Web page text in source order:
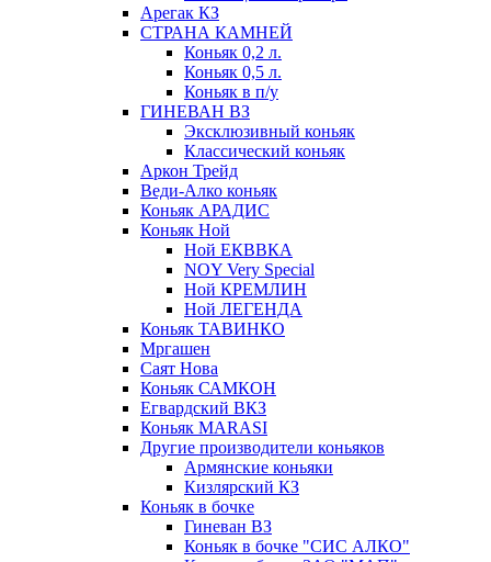
Арегак КЗ
СТРАНА КАМНЕЙ
Коньяк 0,2 л.
Коньяк 0,5 л.
Коньяк в п/у
ГИНЕВАН ВЗ
Эксклюзивный коньяк
Классический коньяк
Аркон Трейд
Веди-Алко коньяк
Коньяк АРАДИС
Коньяк Ной
Ной ЕКВВКА
NOY Very Special
Ной КРЕМЛИН
Ной ЛЕГЕНДА
Коньяк ТАВИНКО
Мргашен
Саят Нова
Коньяк САМКОН
Егвардский ВКЗ
Коньяк MARASI
Другие производители коньяков
Армянские коньяки
Кизлярский КЗ
Коньяк в бочке
Гиневан ВЗ
Коньяк в бочке "СИС АЛКО"